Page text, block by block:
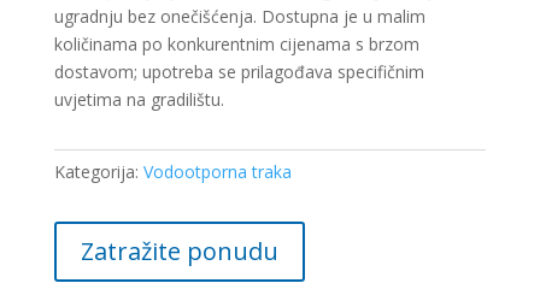
ugradnju bez onečišćenja. Dostupna je u malim
količinama po konkurentnim cijenama s brzom
dostavom; upotreba se prilagođava specifičnim
uvjetima na gradilištu.
Kategorija: Vodootporna traka
Zatražite ponudu